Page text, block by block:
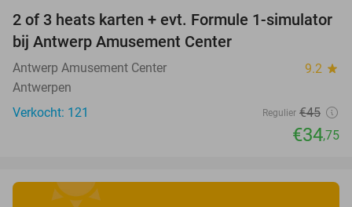
23%
2 of 3 heats karten + evt. Formule 1-simulator
bij Antwerp Amusement Center
Antwerp Amusement Center 9.2 star
Antwerpen
Verkocht: 121
Regulier €45
€34,75